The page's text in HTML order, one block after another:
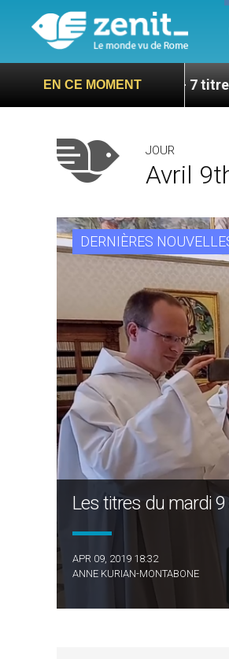
EN CE MOMENT
– 7 titres, vendredi 7 août
JOUR
Avril
DERNIÈRES
Les titres du mardi
APR 09, 2019 18:32
ANNE KURIAN-MONTABONE